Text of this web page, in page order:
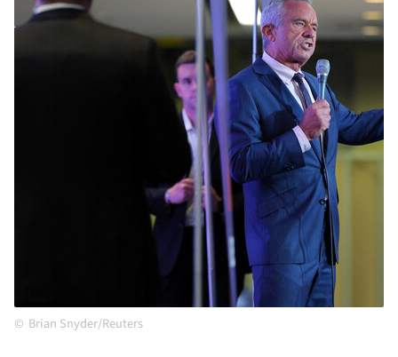
Brian Snyder/Reuters